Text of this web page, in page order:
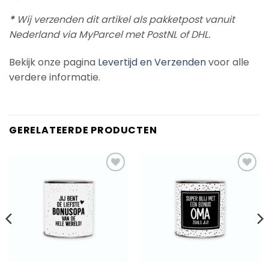
*Wij verzenden dit artikel als pakketpost vanuit
Nederland via MyParcel met PostNL of DHL.
Bekijk onze pagina Levertijd en Verzendenvoor alle
verdere informatie.
GERELATEERDE PRODUCTEN